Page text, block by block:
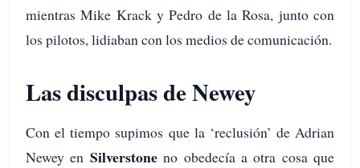
mientras Mike Krack y Pedro de la Rosa, junto con
los pilotos, lidiaban con los medios de comunicación.
Las disculpas de Newey
Con el tiempo supimos que la ‘reclusión’ de Adrian
Newey en Silverstoneno obedecía a otra cosa que